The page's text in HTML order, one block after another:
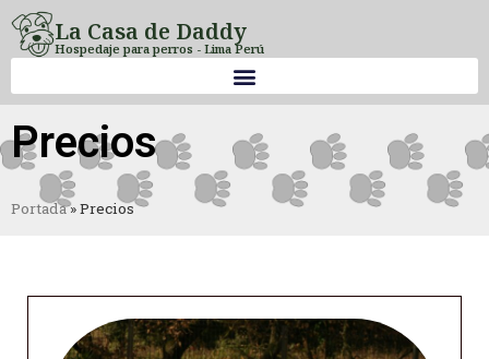
La Casa de Daddy
Hospedaje para perros - Lima Perú
Precios
Portada»Precios